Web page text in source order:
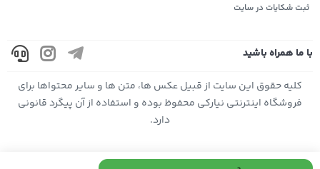
ثبت شکایات در سایت
با ما همراه باشید
کليه حقوق اين سايت از قبیل عکس ها، متن ها و سایر محتواها برای
فروشگاه اینترنتی نیارکی محفوظ بوده و استفاده از آن پیگرد قانونی
دارد.